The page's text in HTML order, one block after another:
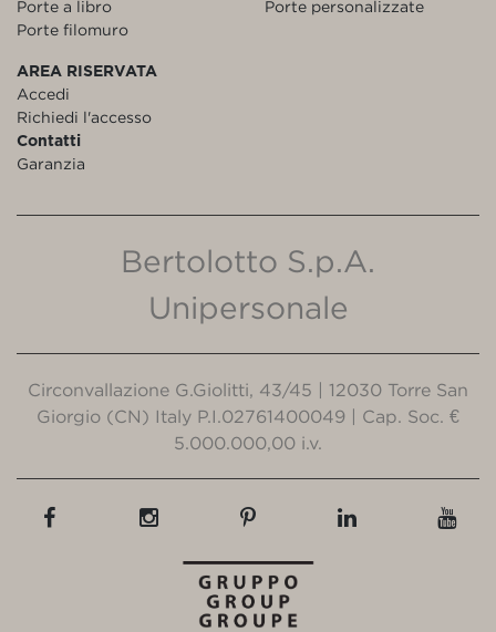
Porte a libro
Porte filomuro
Porte personalizzate
AREA RISERVATA
Accedi
Richiedi l'accesso
Contatti
Garanzia
Bertolotto S.p.A.
Unipersonale
Circonvallazione G.Giolitti, 43/45 | 12030 Torre San
Giorgio (CN) Italy P.I.02761400049 | Cap. Soc. €
5.000.000,00 i.v.